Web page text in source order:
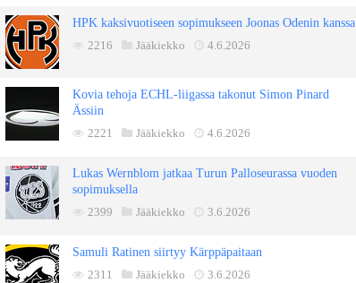
HPK kaksivuotiseen sopimukseen Joonas Odenin kanssa
2216
Jääkiekko 4.6.2026
Kovia tehoja ECHL-liigassa takonut Simon Pinard
Ässiin
2221
Jääkiekko 4.6.2026
Lukas Wernblom jatkaa Turun Palloseurassa vuoden
sopimuksella
2399
Jääkiekko 3.6.2026
Samuli Ratinen siirtyy Kärppäpaitaan
2311
Jääkiekko 3.6.2026